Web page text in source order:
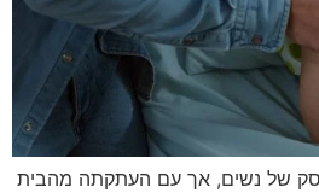
של נשים, אך עם העתקתה מהבית